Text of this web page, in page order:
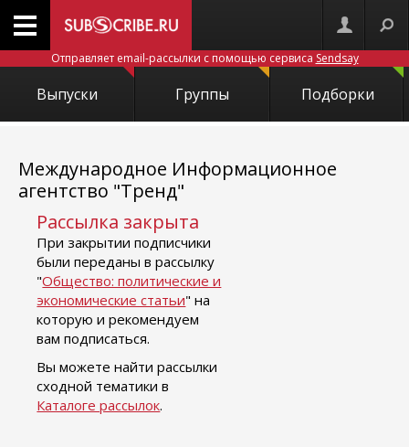
Отправляет email-рассылки с помощью сервиса Sendsay
Выпуски Группы Подборки
Международное Информационное
агентство "Тренд"
Рассылка закрыта
При закрытии подписчики
были переданы в рассылку
"Общество: политические и
экономические статьи" на
которую и рекомендуем
вам подписаться.
Вы можете найти рассылки
сходной тематики в
Каталоге рассылок.